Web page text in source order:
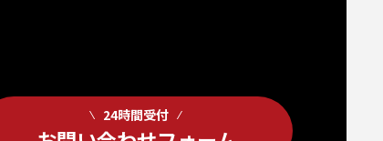
24時間受付